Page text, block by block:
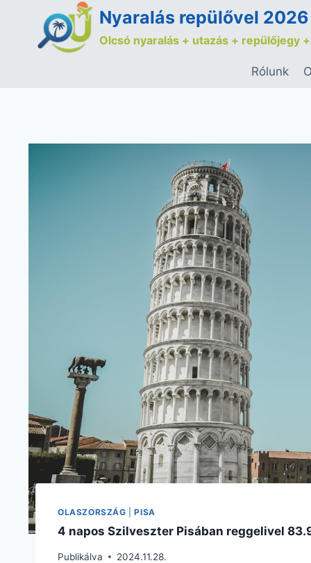
Nyaralás repülővel
Olcsó nyaralás + utazás + repülőjegy
Rólunk
OLASZORSZÁG |PISA
4 napos Szilveszter Pisában reggelivel
Publikálva 2024.11.28.